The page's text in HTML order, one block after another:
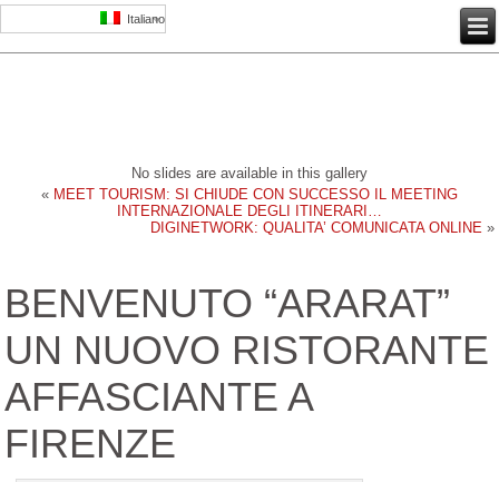
Italiano
No slides are available in this gallery
« MEET TOURISM: SI CHIUDE CON SUCCESSO IL MEETING
INTERNAZIONALE DEGLI ITINERARI…
DIGINETWORK: QUALITA’ COMUNICATA ONLINE»
BENVENUTO “ARARAT”
UN NUOVO RISTORANTE
AFFASCIANTE A
FIRENZE